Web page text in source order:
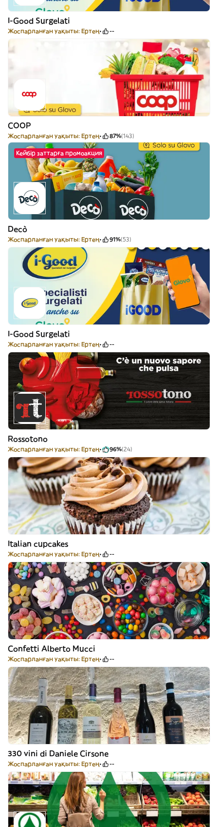
I-Good Surgelati
Жоспарланған уақыты: Ертең --
COOP
Жоспарланған уақыты: Ертең 87%(143)
Кейбір заттарға промоакция
Decò
Жоспарланған уақыты: Ертең 91%(53)
I-Good Surgelati
Жоспарланған уақыты: Ертең --
Rossotono
Жоспарланған уақыты: Ертең 96%(24)
Italian cupcakes
Жоспарланған уақыты: Ертең --
Confetti Alberto Mucci
Жоспарланған уақыты: Ертең --
330 vini di Daniele Cirsone
Жоспарланған уақыты: Ертең --